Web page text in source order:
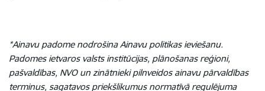
*Ainavu padome nodrošina Ainavu politikas ieviešanu.
Padomes ietvaros valsts institūcijas, plānošanas reģioni,
pašvaldības, NVO un zinātnieki pilnveidos ainavu pārvaldības
terminus, sagatavos priekšlikumus normatīvā regulējuma